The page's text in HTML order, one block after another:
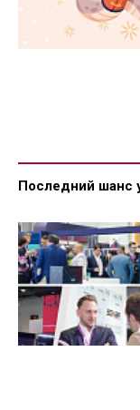
Последний шанс